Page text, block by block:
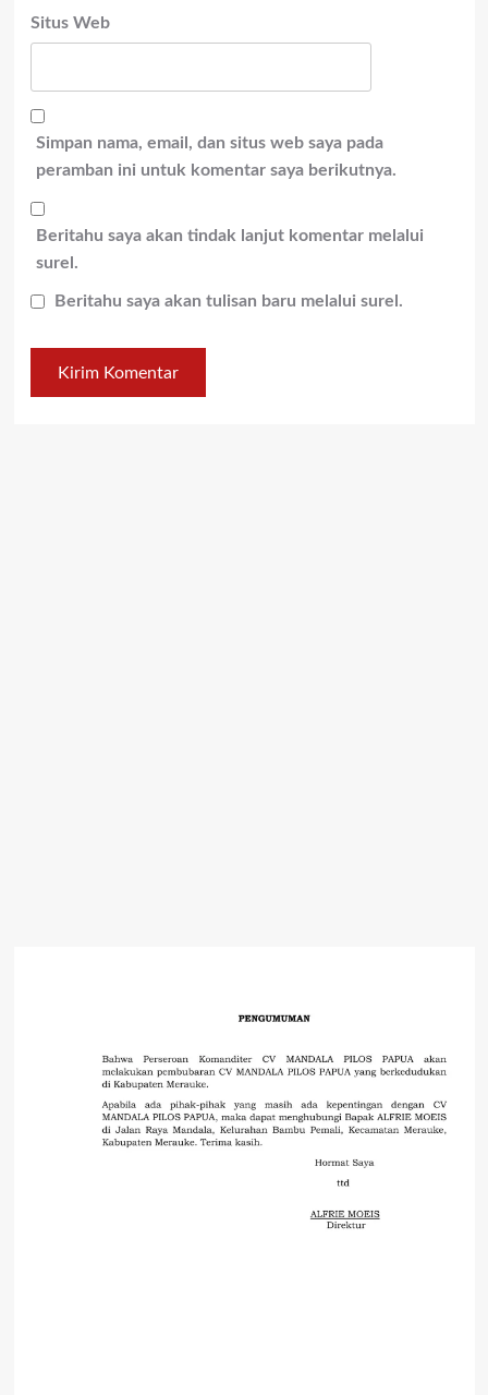
Situs Web
Simpan nama, email, dan situs web saya pada
peramban ini untuk komentar saya berikutnya.
Beritahu saya akan tindak lanjut komentar melalui
surel.
Beritahu saya akan tulisan baru melalui surel.